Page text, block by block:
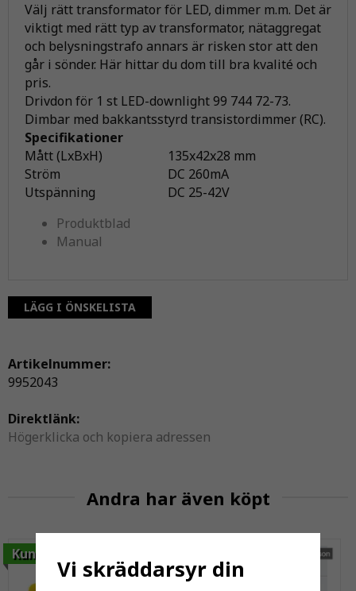
Välj rätt transformator för LED, dimmer m.m. Det är
viktigt med rätt typ av transformator, nätaggregat
och belysningstrafo annars är risken stor att den
går i sönder. Här hittar du dom till bra kvalité och
pris.
Drivdon för 1 st LED-downlight 99 744 72-73.
Dimbar med bakkantsstyrd transistordimmer (RC).
Specifikationer
Mått (LxBxH)
135x42x28 mm
Ström
DC 260mA
Utspänning
DC 25-42V
Produktblad
Manual
LÄGG I ÖNSKELISTA
Artikelnummer:
9952043
Direktlänk:
Högerklicka och kopiera adressen
Andra har även köpt
Kundfavorit
Vi skräddarsyr din